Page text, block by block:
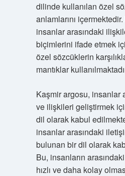
dilinde kullanılan özel
anlamlarını
insanlar arasındaki
biçimlerini ifade etmek
özel sözcüklerin
mantıklar
Kaşmir argosu, insanlar
ve ilişkileri geliştirmek
dil olarak kabul
insanlar arasındaki
bulunan bir dil olarak
Bu, insanların
hızlı ve daha kolay